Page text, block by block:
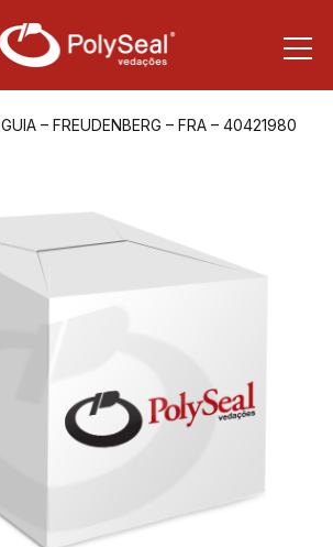
GUIA – FREUDENBERG – FRA – 40421980